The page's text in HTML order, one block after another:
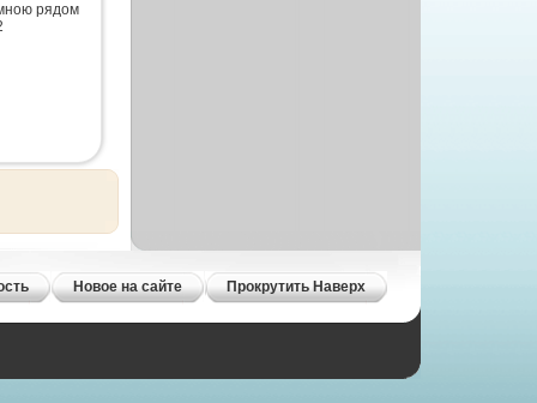
рядом
Новое на сайте Прокрутить Наверх